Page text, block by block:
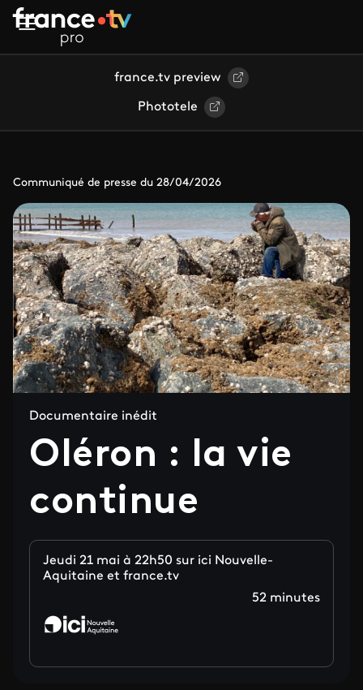
Aller au contenu principal
france.tv preview
Phototele
Communiqué de presse du 28/04/2026
Documentaire inédit
Oléron : la vie
continue
Jeudi 21 mai à 22h50 sur ici Nouvelle-
Aquitaine et france.tv
52 minutes